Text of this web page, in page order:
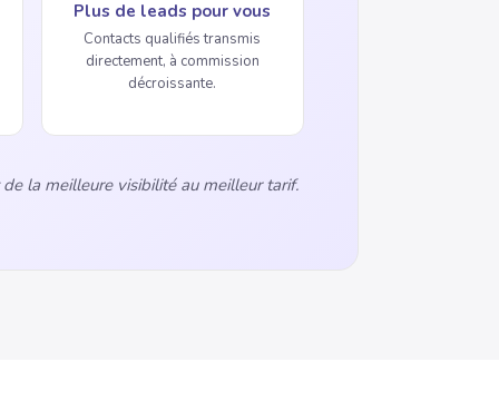
Plus de leads pour vous
Contacts qualifiés transmis
directement, à commission
décroissante.
la meilleure visibilité au meilleur tarif.